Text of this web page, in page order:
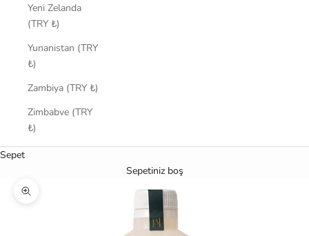
Yeni Zelanda
(TRY ₺)
Yunanistan (TRY
₺)
Zambiya (TRY ₺)
Zimbabve (TRY
₺)
Sepet
Sepetiniz boş
Yakınlaştır